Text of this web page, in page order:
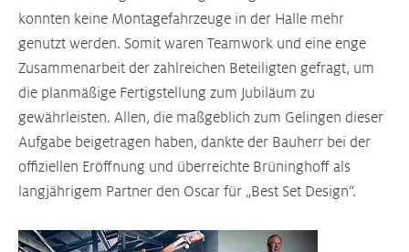
konnten keine Montagefahrzeuge in der Halle mehr
genutzt werden. Somit waren Teamwork und eine enge
Zusammenarbeit der zahlreichen Beteiligten gefragt, um
die planmäßige Fertigstellung zum Jubiläum zu
gewährleisten. Allen, die maßgeblich zum Gelingen dieser
Aufgabe beigetragen haben, dankte der Bauherr bei der
offiziellen Eröffnung und überreichte Brüninghoff als
langjährigem Partner den Oscar für „Best Set Design“.
Größere Version anzeigenGrößere Version anzeigenGrößere Version anzeigen